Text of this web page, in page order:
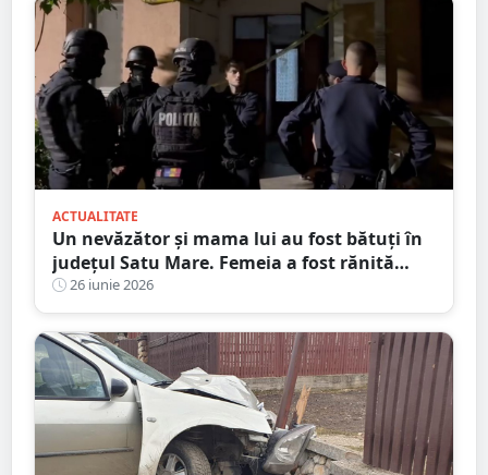
ACTUALITATE
Un nevăzător și mama lui au fost bătuți în
județul Satu Mare. Femeia a fost rănită
grav26 iunie 2026